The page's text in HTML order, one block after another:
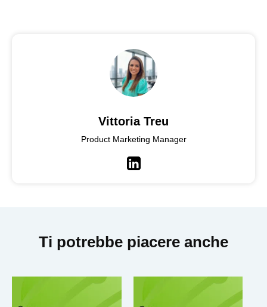
Vittoria Treu
Product Marketing Manager
LinkedIn
Ti potrebbe piacere anche